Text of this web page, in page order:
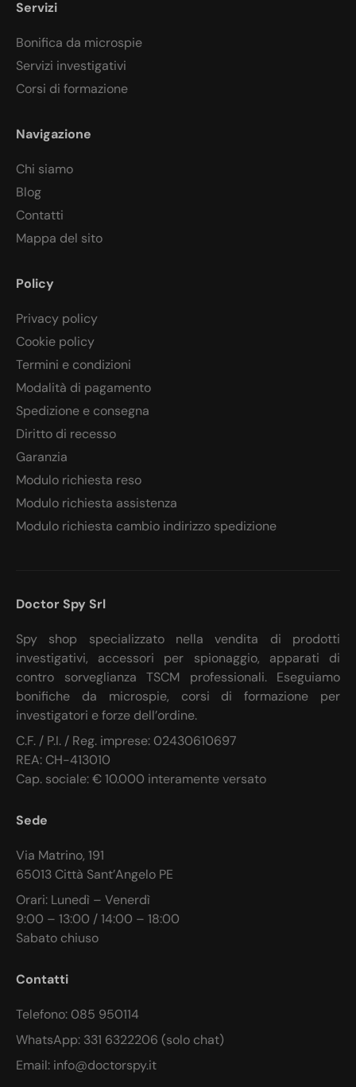
Servizi
Bonifica da microspie
Servizi investigativi
Corsi di formazione
Navigazione
Chi siamo
Blog
Contatti
Mappa del sito
Policy
Privacy policy
Cookie policy
Termini e condizioni
Modalità di pagamento
Spedizione e consegna
Diritto di recesso
Garanzia
Modulo richiesta reso
Modulo richiesta assistenza
Modulo richiesta cambio indirizzo spedizione
Doctor Spy Srl
Spy shop specializzato nella vendita di prodotti
investigativi, accessori per spionaggio, apparati di
contro sorveglianza TSCM professionali. Eseguiamo
bonifiche da microspie, corsi di formazione per
investigatori e forze dell’ordine.
C.F. / P.I. / Reg. imprese: 02430610697
REA: CH-413010
Cap. sociale: € 10.000 interamente versato
Sede
Via Matrino, 191
65013 Città Sant’Angelo PE
Orari: Lunedì – Venerdì
9:00 – 13:00 / 14:00 – 18:00
Sabato chiuso
Contatti
Telefono: 085 950114
WhatsApp: 331 6322206 (solo chat)
Email: info@doctorspy.it